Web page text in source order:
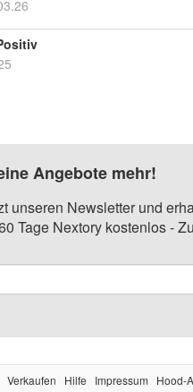
Angebote mehr!
unseren Newsletter und
Tage Nextory kostenlos -
Verkaufen Hilfe Impressum Hood-